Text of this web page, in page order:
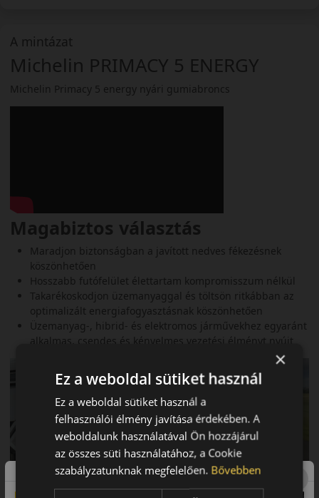
A mintázat
Michelin PRIMACY 5 ENERGY
Michelin Primacy 5 energy nyári gumiabroncs
Magabiztos választás
Maradjon biztonságban a javított nedves fékezésnek
köszönhetően
Hosszabb futófelület élettartam kompromisszum nélkül
Takarékoskodjon üzemanyaggal és töltsön ritkábban az
optimalizált energiafogyasztásnak köszönhetően
Üzemanyag-, hibrid- és elektromos járművekhez egyaránt
alkalmas, csendes és kényelmes vezetési élményt nyújt
×
Ez a weboldal sütiket használ
Ez a weboldal sütiket használ a
felhasználói élmény javítása érdekében. A
weboldalunk használatával Ön hozzájárul
az összes süti használatához, a Cookie
szabályzatunknak megfelelően. Bővebben